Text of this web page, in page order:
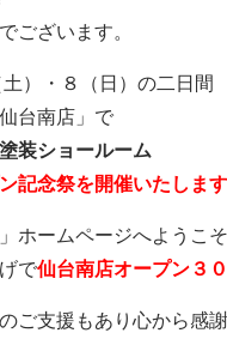
ございます。
）・８（日）の二日間
台南店」で
装ショールーム
記念祭を開催いたします
ホームページへようこ
で仙台南店オープン３
ご支援もあり心から感謝